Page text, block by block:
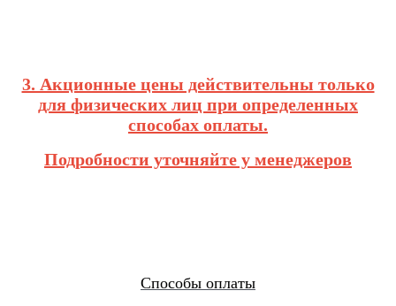
3. Акционные цены действительны только
для физических лиц при определенных
способах оплаты.
Подробности уточняйте у менеджеров
Способы оплаты